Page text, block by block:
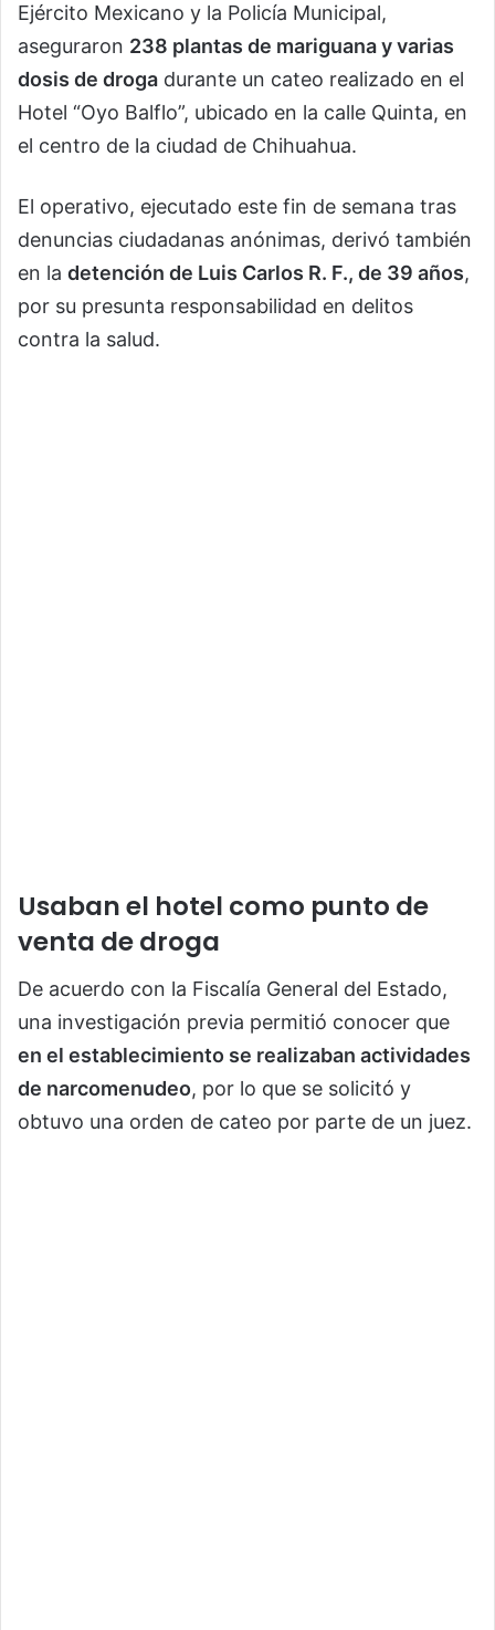
Ejército Mexicano y la Policía Municipal,
aseguraron 238 plantas de mariguana y varias
dosis de droga durante un cateo realizado en el
Hotel “Oyo Balflo”, ubicado en la calle Quinta, en
el centro de la ciudad de Chihuahua.
El operativo, ejecutado este fin de semana tras
denuncias ciudadanas anónimas, derivó también
en la detención de Luis Carlos R. F., de 39 años,
por su presunta responsabilidad en delitos
contra la salud.
Usaban el hotel como punto de
venta de droga
De acuerdo con la Fiscalía General del Estado,
una investigación previa permitió conocer que
en el establecimiento se realizaban actividades
de narcomenudeo, por lo que se solicitó y
obtuvo una orden de cateo por parte de un juez.